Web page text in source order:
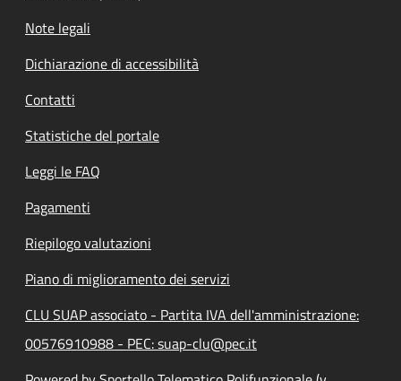
Note legali
Dichiarazione di accessibilità
Contatti
Statistiche del portale
Leggi le FAQ
Pagamenti
Riepilogo valutazioni
Piano di miglioramento dei servizi
CLU SUAP associato - Partita IVA dell'amministrazione:
00576910988 - PEC: suap-clu@pec.it